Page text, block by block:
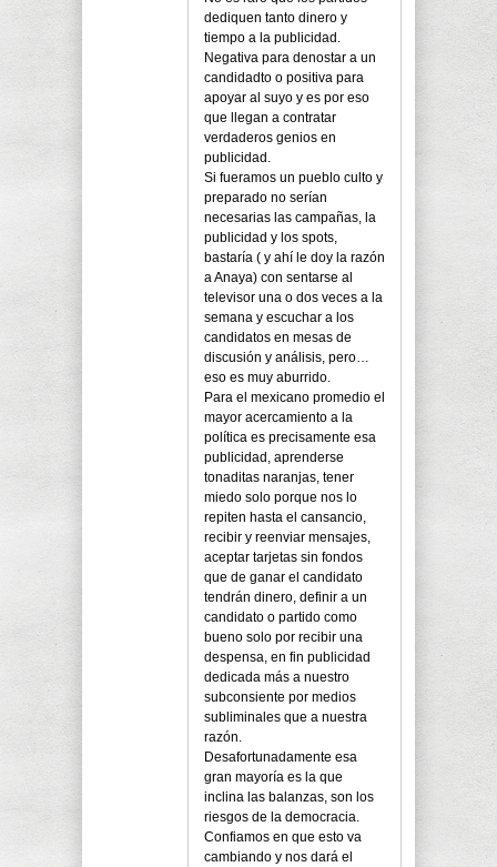
dediquen tanto dinero y
tiempo a la publicidad.
Negativa para denostar a un
candidadto o positiva para
apoyar al suyo y es por eso
que llegan a contratar
verdaderos genios en
publicidad.
Si fueramos un pueblo culto y
preparado no serían
necesarias las campañas, la
publicidad y los spots,
bastaría ( y ahí le doy la razón
a Anaya) con sentarse al
televisor una o dos veces a la
semana y escuchar a los
candidatos en mesas de
discusión y análisis, pero…
eso es muy aburrido.
Para el mexicano promedio el
mayor acercamiento a la
política es precisamente esa
publicidad, aprenderse
tonaditas naranjas, tener
miedo solo porque nos lo
repiten hasta el cansancio,
recibir y reenviar mensajes,
aceptar tarjetas sin fondos
que de ganar el candidato
tendrán dinero, definir a un
candidato o partido como
bueno solo por recibir una
despensa, en fin publicidad
dedicada más a nuestro
subconsiente por medios
subliminales que a nuestra
razón.
Desafortunadamente esa
gran mayoría es la que
inclina las balanzas, son los
riesgos de la democracia.
Confiamos en que esto va
cambiando y nos dará el